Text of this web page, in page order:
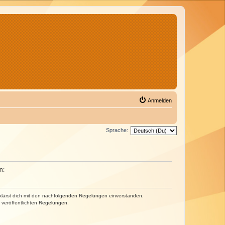
Anmelden
Sprache:
dich mit den nachfolgenden Regelungen einverstanden.
Regelungen.